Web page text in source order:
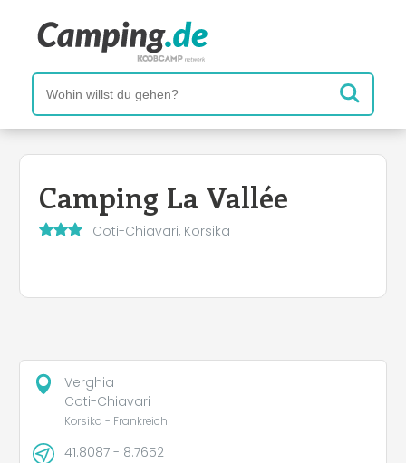
Camping La Vallée
Coti-Chiavari, Korsika
Verghia
Coti-Chiavari
Korsika - Frankreich
41.8087 - 8.7652